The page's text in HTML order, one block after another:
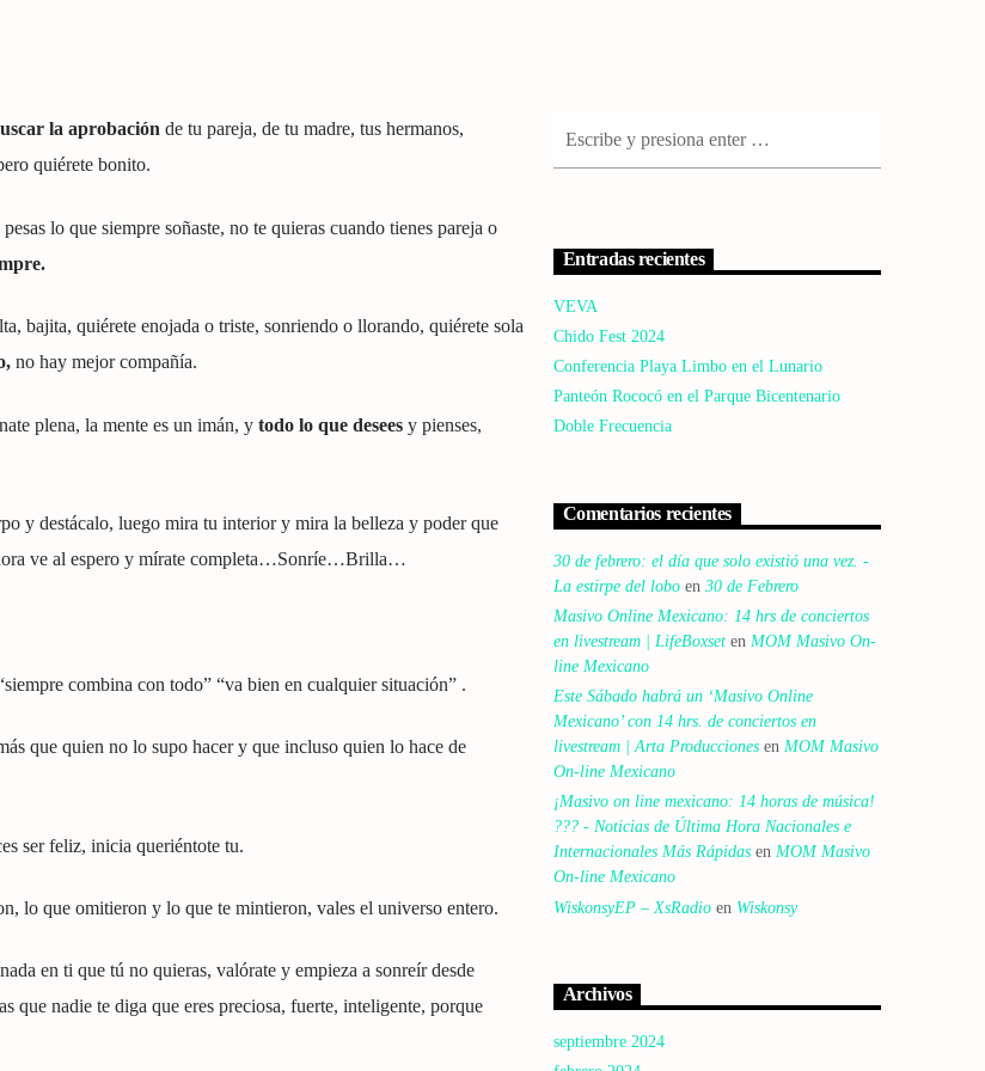
la aprobación de tu pareja, de tu madre, tus hermanos,
quiérete bonito.
lo que siempre soñaste, no te quieras cuando tienes pareja o
bajita, quiérete enojada o triste, sonriendo o llorando, quiérete sola
no hay mejor compañía.
plena, la mente es un imán, ytodo lo que deseesy pienses,
y destácalo, luego mira tu interior y mira la belleza y poder que
ve al espero y mírate completa…Sonríe…Brilla…
combina con todo” “va bien en cualquier situación” .
que quien no lo supo hacer y que incluso quien lo hace de
ser feliz, inicia queriéntote tu.
lo que omitieron y lo que te mintieron, vales el universo entero.
en ti que tú no quieras, valórate y empieza a sonreír desde
que nadie te diga que eres preciosa, fuerte, inteligente, porque
Entradas recientes
VEVA
Chido Fest 2024
Conferencia Playa Limbo en el Lunario
Panteón Rococó en el Parque Bicentenario
Doble Frecuencia
Comentarios recientes
30 de febrero: el día que solo existió una vez. -
La estirpe del loboen 30 de Febrero
Masivo Online Mexicano: 14 hrs de conciertos
en livestream | LifeBoxseten MOM Masivo On-
line Mexicano
Este Sábado habrá un ‘Masivo Online
Mexicano’ con 14 hrs. de conciertos en
livestream | Arta Produccionesen MOM Masivo
On-line Mexicano
¡Masivo on line mexicano: 14 horas de música!
??? - Noticias de Última Hora Nacionales e
Internacionales Más Rápidasen MOM Masivo
On-line Mexicano
WiskonsyEP – XsRadioen Wiskonsy
Archivos
septiembre 2024